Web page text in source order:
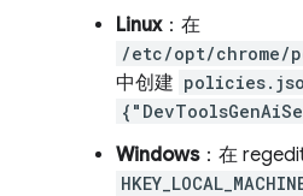
Linux：在
/etc/opt/chrome/
中创建
Windows：在